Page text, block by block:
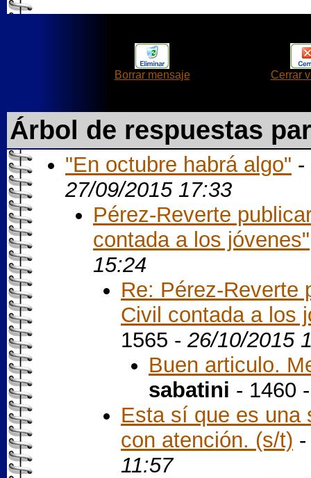
Borrar mensaje Cerrar
Árbol de respuestas
"En octubre habrá algo" -
27/09/2015 17:33
Pérez-Reverte
contada a los jóvenes"
15:24
Re: Pérez-Reverte
Civil contada a los
1565 -26/10/2015
Buen articulo.
sabatini - 1460
Esta sí que es una
con atención. (s/t)
11:57